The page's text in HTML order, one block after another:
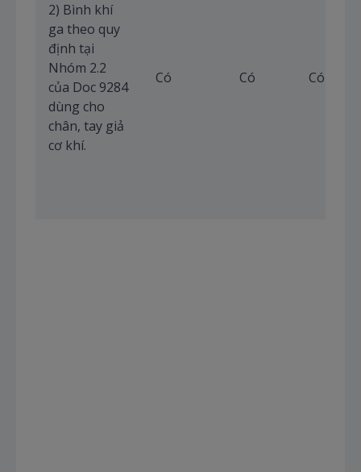
2) Bình khí
ga theo quy
định tại
Nhóm 2.2
của Doc 9284
dùng cho
chân, tay giả
cơ khí.
Có Có Có